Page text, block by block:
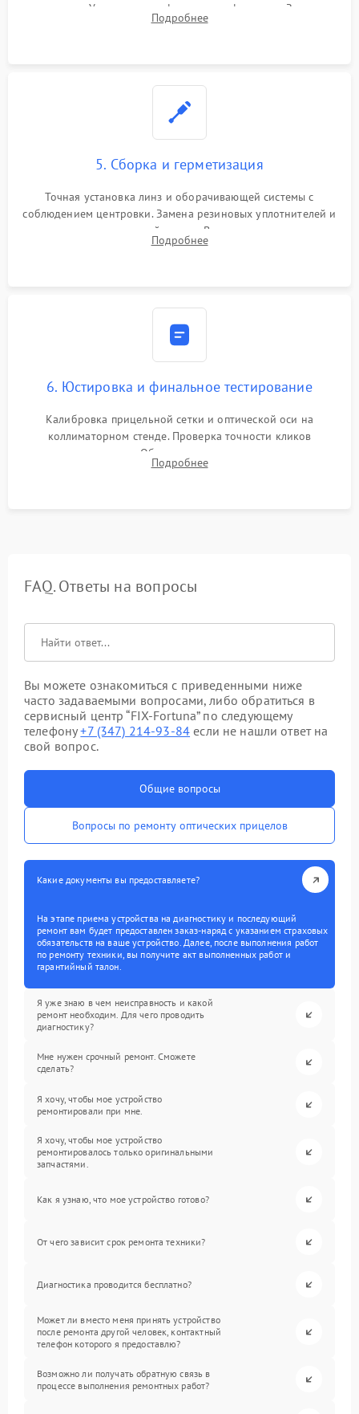
поправок. Устранение люфтов в трансфокаторе. Замена
поврежденных линз, разбитой сетки или восстановление
Подробнее
5. Сборка и герметизация
Точная установка линз и оборачивающей системы с
соблюдением центровки. Замена резиновых уплотнителей и
нанесение влагозащитной смазки. Вакуумирование корпуса
и заполнение его осушенным азотом или аргоном для
Подробнее
6. Юстировка и финальное тестирование
Калибровка прицельной сетки и оптической оси на
коллиматорном стенде. Проверка точности кликов
механизма поправок. Обязательное испытание прицела на
ударном стенде для проверки устойчивости к отдаче и
Подробнее
FAQ. Ответы на вопросы
Вы можете ознакомиться с приведенными ниже
часто задаваемыми вопросами, либо обратиться в
сервисный центр “FIX-Fortuna” по следующему
телефону+7 (347) 214-93-84 если не нашли ответ на
свой вопрос.
Общие вопросы
Вопросы по ремонту оптических прицелов
Какие документы вы предоставляете?
На этапе приема устройства на диагностику и последующий
ремонт вам будет предоставлен заказ-наряд с указанием страховых
обязательств на ваше устройство. Далее, после выполнения работ
по ремонту техники, вы получите акт выполненных работ и
гарантийный талон.
Я уже знаю в чем неисправность и какой
ремонт необходим. Для чего проводить
диагностику?
Мне нужен срочный ремонт. Сможете
сделать?
Я хочу, чтобы мое устройство
ремонтировали при мне.
Я хочу, чтобы мое устройство
ремонтировалось только оригинальными
запчастями.
Как я узнаю, что мое устройство готово?
От чего зависит срок ремонта техники?
Диагностика проводится бесплатно?
Может ли вместо меня принять устройство
после ремонта другой человек, контактный
телефон которого я предоставлю?
Возможно ли получать обратную связь в
процессе выполнения ремонтных работ?